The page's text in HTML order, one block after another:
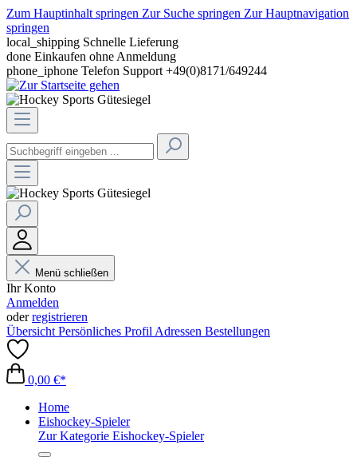
Zum Hauptinhalt springen Zur Suche springen Zur Hauptnavigation
springen
local_shipping Schnelle Lieferung
done Einkaufen ohne Anmeldung
phone_iphone Telefon Support +49(0)8171/649244
Menü schließen
Ihr Konto
Anmelden
oderregistrieren
Übersicht Persönliches Profil Adressen Bestellungen
0,00 €*
Home
Eishockey-Spieler
Zur Kategorie Eishockey-Spieler